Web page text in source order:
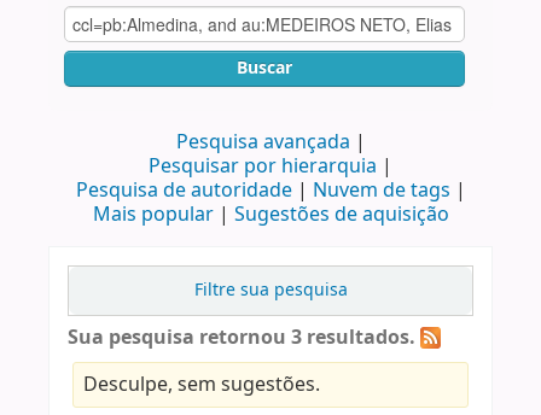
Buscar
Pesquisa avançada
Pesquisar por hierarquia
Pesquisa de autoridade
Nuvem de tags
Mais popular
Sugestões de aquisição
Filtre sua pesquisa
Sua pesquisa retornou 3 resultados.
Desculpe, sem sugestões.